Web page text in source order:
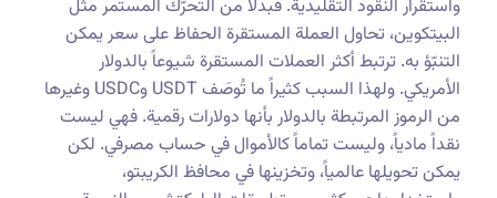
واستقرار النقود التقليدية. فبدلاً من التحرّك المستمر مثل
البيتكوين، تحاول العملة المستقرة الحفاظ على سعر يمكن
التنبّؤ به. ترتبط أكثر العملات المستقرة شيوعاً بالدولار
الأمريكي. ولهذا السبب كثيراً ما تُوصَف USDT وUSDC وغيرها
من الرموز المرتبطة بالدولار بأنها دولارات رقمية. فهي ليست
نقداً مادياً، وليست تماماً كالأموال في حساب مصرفي. لكن
يمكن تحويلها عالمياً، وتخزينها في محافظ الكريبتو،